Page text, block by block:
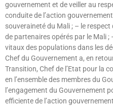
gouvernement et de veiller au
conduite de l’action
souveraineté du Mali ; – le
de partenaires opérés par le Mali
vitaux des populations dans les
Chef du Gouvernement a, en
Transition, Chef de l’Etat pour la
en l’ensemble des membres du
l’engagement du Gouvernement
efficiente de l’action